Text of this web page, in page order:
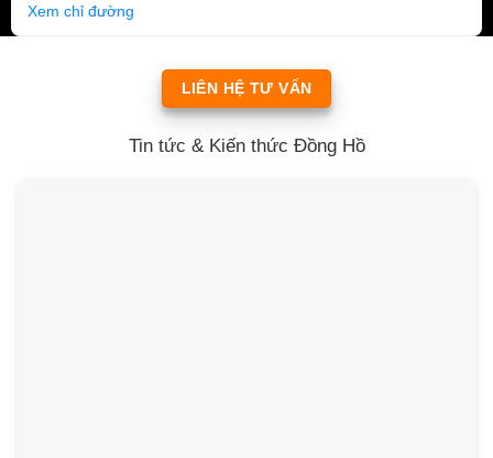
Xem chỉ đường
LIÊN HỆ TƯ VẤN
Tin tức & Kiến thức Đồng Hồ